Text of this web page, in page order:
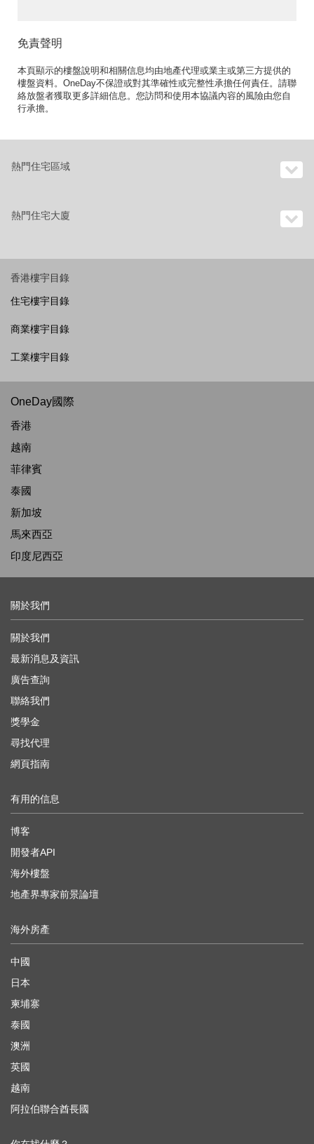
免責聲明
本頁顯示的樓盤說明和相關信息均由地產代理或業主或第三方提供的
樓盤資料。OneDay不保證或對其準確性或完整性承擔任何責任。請聯
絡放盤者獲取更多詳細信息。您訪問和使用本協議內容的風險由您自
行承擔。
熱門住宅區域
熱門住宅大廈
香港樓宇目錄
住宅樓宇目錄
商業樓宇目錄
工業樓宇目錄
OneDay國際
香港
越南
菲律賓
泰國
新加坡
馬來西亞
印度尼西亞
關於我們
關於我們
最新消息及資訊
廣告查詢
聯絡我們
獎學金
尋找代理
網頁指南
有用的信息
博客
開發者API
海外樓盤
地產界專家前景論壇
海外房產
中國
日本
柬埔寨
泰國
澳洲
英國
越南
阿拉伯聯合酋長國